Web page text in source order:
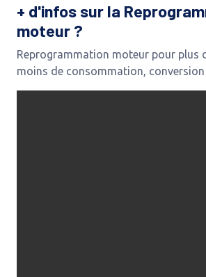
+ d'infos sur la
moteur ?
Reprogrammation moteur pour plus
moins de consommation, conversion